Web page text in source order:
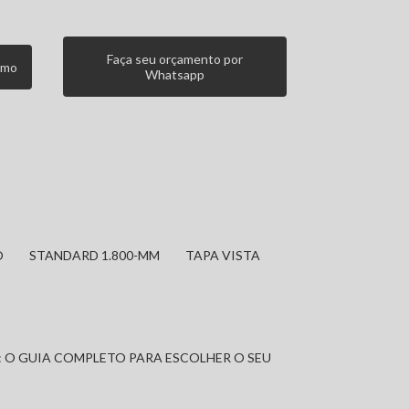
Faça seu orçamento por
Whatsapp
STANDARD 1.800-MM TAPA VISTA
GUIA COMPLETO PARA ESCOLHER O SEU